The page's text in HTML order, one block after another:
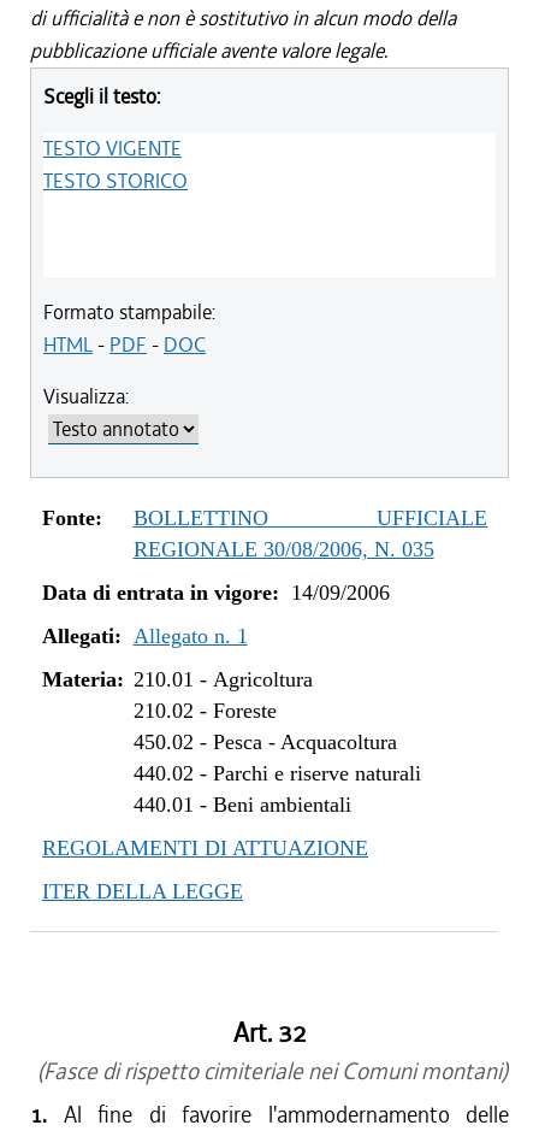
di ufficialità e non è sostitutivo in alcun modo della
pubblicazione ufficiale avente valore legale.
Scegli il testo:
TESTO VIGENTE
TESTO STORICO
Formato stampabile:
HTML- PDF - DOC
Visualizza:
Fonte:
BOLLETTINO UFFICIALE
REGIONALE 30/08/2006, N. 035
Data di entrata in vigore: 14/09/2006
Allegati: Allegato n. 1
Materia: 210.01 - Agricoltura
210.02 - Foreste
450.02 - Pesca - Acquacoltura
440.02 - Parchi e riserve naturali
440.01 - Beni ambientali
REGOLAMENTI DI ATTUAZIONE
ITER DELLA LEGGE
Art. 32
(Fasce di rispetto cimiteriale nei Comuni montani)
1. Al fine di favorire l'ammodernamento delle